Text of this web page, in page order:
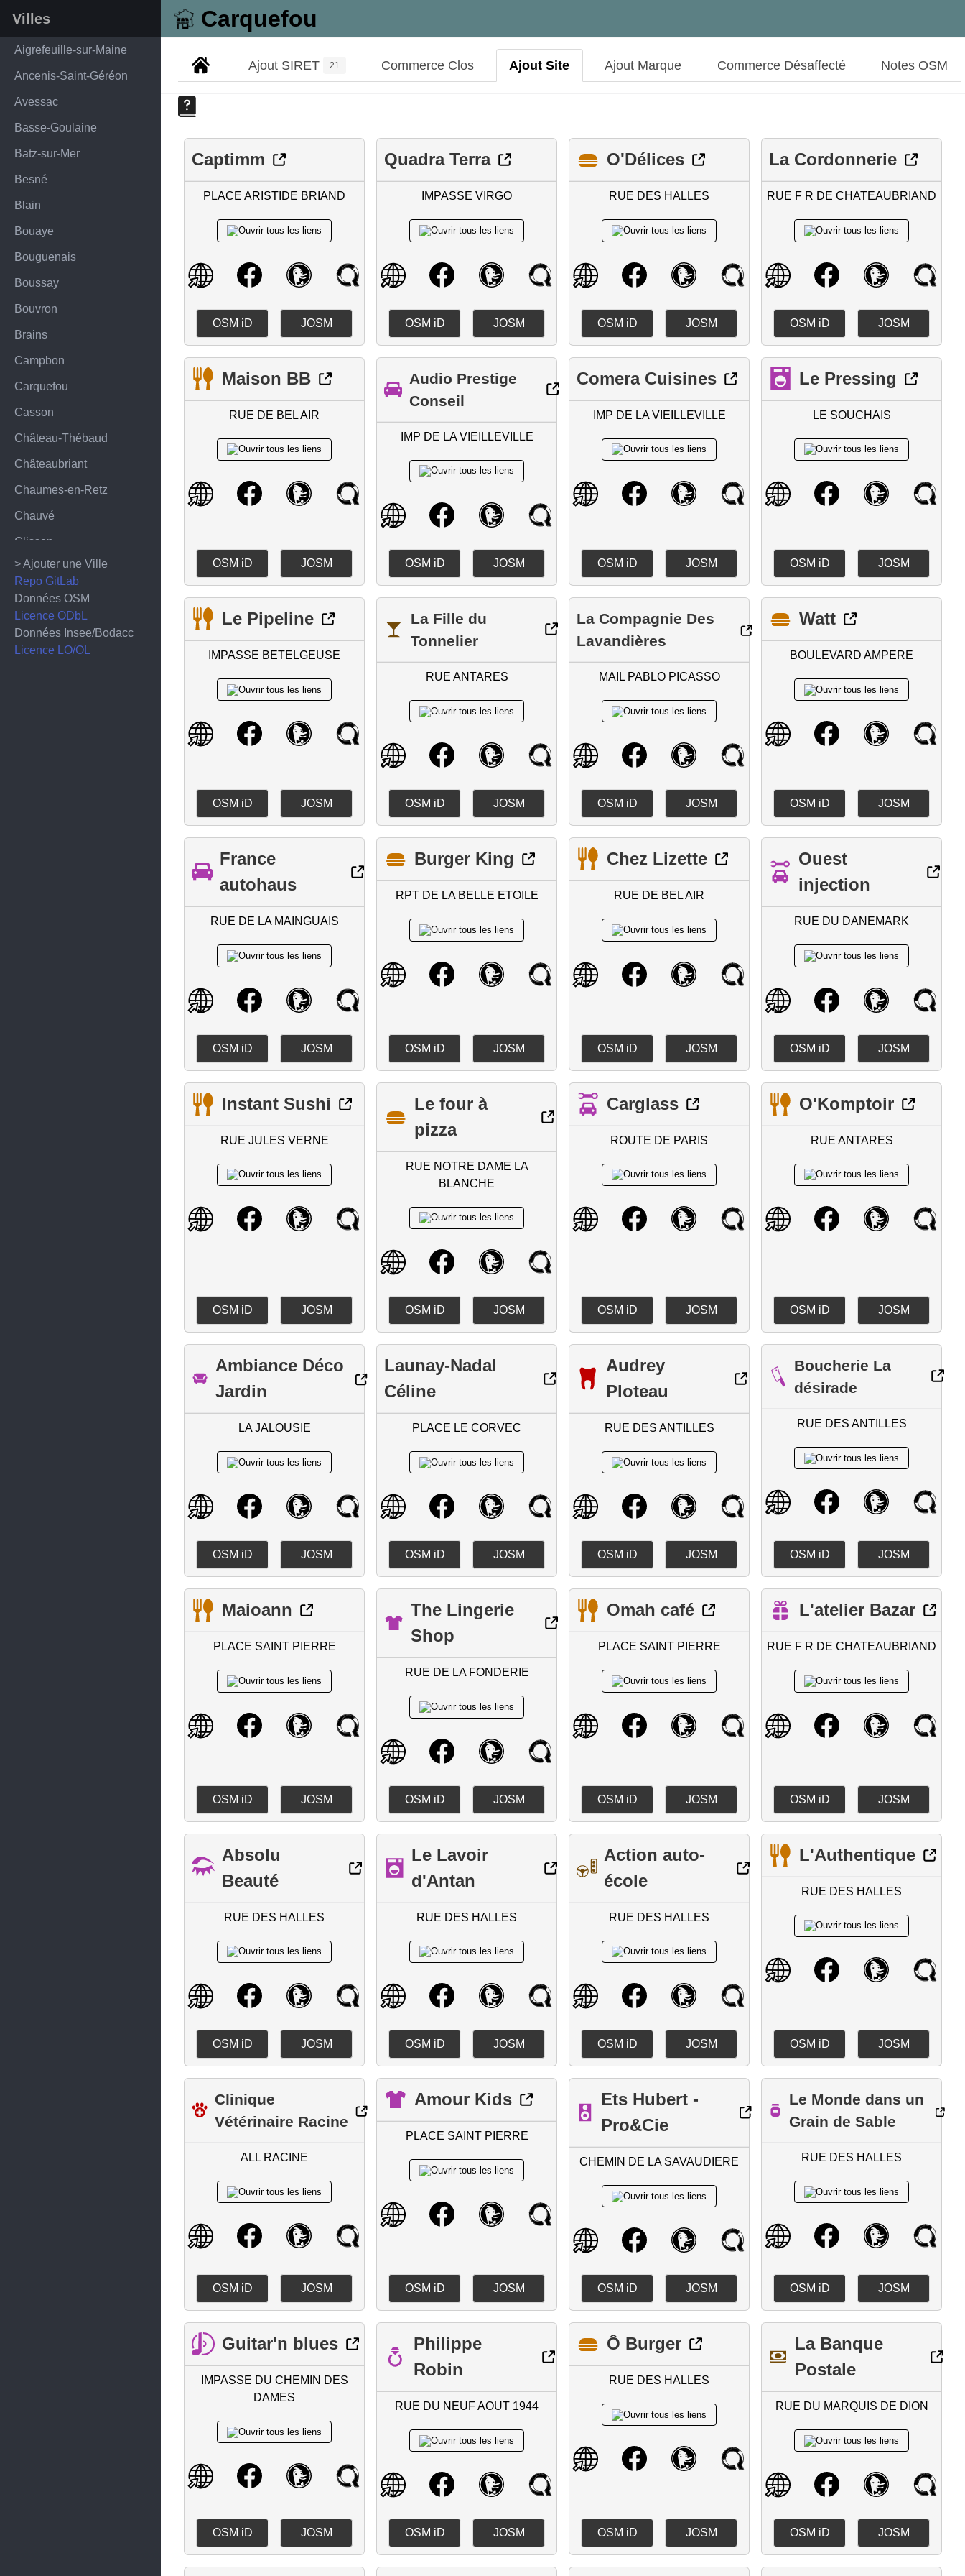
Carquefou
Villes
Aigrefeuille-sur-Maine
Ancenis-Saint-Géréon
Avessac
Basse-Goulaine
Batz-sur-Mer
Besné
Blain
Bouaye
Bouguenais
Boussay
Bouvron
Brains
Campbon
Carquefou
Casson
Château-Thébaud
Châteaubriant
Chaumes-en-Retz
Chauvé
Clisson
Corcoué-sur-Logne
Cordemais
Corsept
Couëron
> Ajouter une Ville
Repo GitLab
Données OSM
Licence ODbL
Données Insee/Bodacc
Licence LO/OL
Ajout SIRET 21 Commerce Clos Ajout Site Ajout Marque Commerce Désaffecté Notes OSM
Captimm
PLACE ARISTIDE BRIAND
OSM iD JOSM
Quadra Terra
IMPASSE VIRGO
OSM iD JOSM
O'Délices
RUE DES HALLES
OSM iD JOSM
La Cordonnerie
RUE F R DE CHATEAUBRIAND
OSM iD JOSM
Maison BB
RUE DE BEL AIR
OSM iD JOSM
Audio Prestige
Conseil
IMP DE LA VIEILLEVILLE
OSM iD JOSM
Comera Cuisines
IMP DE LA VIEILLEVILLE
OSM iD JOSM
Le Pressing
LE SOUCHAIS
OSM iD JOSM
Le Pipeline
IMPASSE BETELGEUSE
OSM iD JOSM
La Fille du
Tonnelier
RUE ANTARES
OSM iD JOSM
La Compagnie Des
Lavandières
MAIL PABLO PICASSO
OSM iD JOSM
Watt
BOULEVARD AMPERE
OSM iD JOSM
France
autohaus
RUE DE LA MAINGUAIS
OSM iD JOSM
Burger King
RPT DE LA BELLE ETOILE
OSM iD JOSM
Chez Lizette
RUE DE BEL AIR
OSM iD JOSM
Ouest
injection
RUE DU DANEMARK
OSM iD JOSM
Instant Sushi
RUE JULES VERNE
OSM iD JOSM
Le four à
pizza
RUE NOTRE DAME LA
BLANCHE
OSM iD JOSM
Carglass
ROUTE DE PARIS
OSM iD JOSM
O'Komptoir
RUE ANTARES
OSM iD JOSM
Ambiance Déco
Jardin
LA JALOUSIE
OSM iD JOSM
Launay-Nadal
Céline
PLACE LE CORVEC
OSM iD JOSM
Audrey
Ploteau
RUE DES ANTILLES
OSM iD JOSM
Boucherie La
désirade
RUE DES ANTILLES
OSM iD JOSM
Maioann
PLACE SAINT PIERRE
OSM iD JOSM
The Lingerie
Shop
RUE DE LA FONDERIE
OSM iD JOSM
Omah café
PLACE SAINT PIERRE
OSM iD JOSM
L'atelier Bazar
RUE F R DE CHATEAUBRIAND
OSM iD JOSM
Absolu
Beauté
RUE DES HALLES
OSM iD JOSM
Le Lavoir
d'Antan
RUE DES HALLES
OSM iD JOSM
Action auto-
école
RUE DES HALLES
OSM iD JOSM
L'Authentique
RUE DES HALLES
OSM iD JOSM
Clinique
Vétérinaire Racine
ALL RACINE
OSM iD JOSM
Amour Kids
PLACE SAINT PIERRE
OSM iD JOSM
Ets Hubert -
Pro&Cie
CHEMIN DE LA SAVAUDIERE
OSM iD JOSM
Le Monde dans un
Grain de Sable
RUE DES HALLES
OSM iD JOSM
Guitar'n blues
IMPASSE DU CHEMIN DES
DAMES
OSM iD JOSM
Philippe
Robin
RUE DU NEUF AOUT 1944
OSM iD JOSM
Ô Burger
RUE DES HALLES
OSM iD JOSM
La Banque
Postale
RUE DU MARQUIS DE DION
OSM iD JOSM